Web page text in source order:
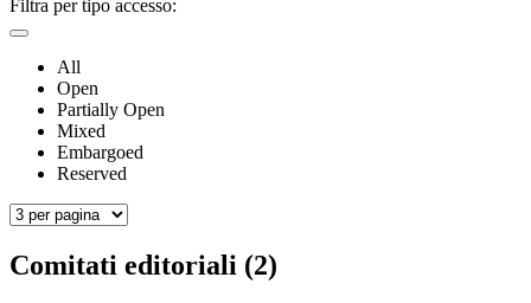
Filtra per tipo accesso:
All
Open
Partially Open
Mixed
Embargoed
Reserved
Comitati editoriali (2)